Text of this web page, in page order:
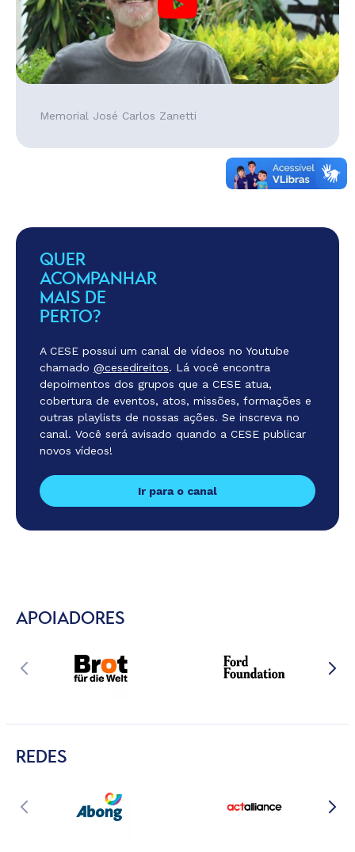
Memorial José Carlos Zanetti
QUER
ACOMPANHAR
MAIS DE
PERTO?
A CESE possui um canal de vídeos no Youtube
chamado @cesedireitos. Lá você encontra
depoimentos dos grupos que a CESE atua,
cobertura de eventos, atos, missões, formações e
outras playlists de nossas ações. Se inscreva no
canal. Você será avisado quando a CESE publicar
novos vídeos!
Ir para o canal
APOIADORES
REDES